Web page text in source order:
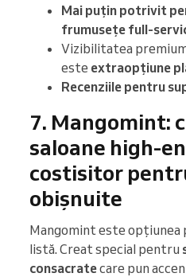
Mai puțin potrivit
frumusețe full-
Vizibilitatea
este extraopțiune
Recenziile pentru
7. Mangomint:
saloane high-
costisitor
obișnuite
Mangomint este opțiunea
listă. Creat special pentru
consacratecare pun